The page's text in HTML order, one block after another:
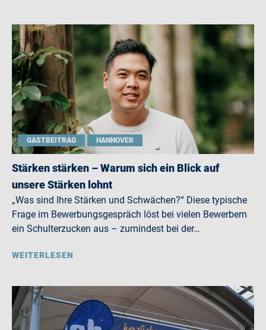
GASTBEITRAG HANNOVER
Stärken stärken – Warum sich ein Blick auf
unsere Stärken lohnt
„Was sind Ihre Stärken und Schwächen?“ Diese typische
Frage im Bewerbungsgespräch löst bei vielen Bewerbern
ein Schulterzucken aus – zumindest bei der…
WEITERLESEN